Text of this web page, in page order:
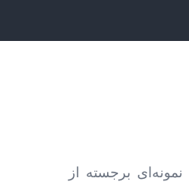
نمونه‌ای برجسته از